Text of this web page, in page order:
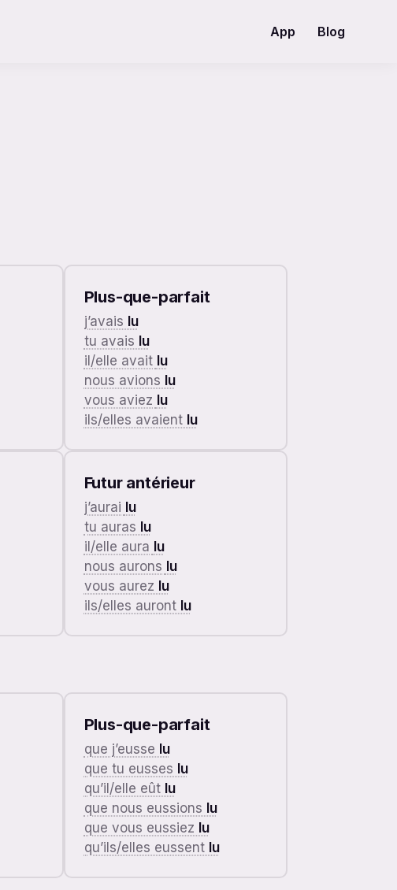
App Blog
Plus-que-parfait
j’avais lu
tu avais lu
il/elle avait lu
nous avions lu
vous aviez lu
ils/elles avaient lu
Futur antérieur
j’aurai lu
tu auras lu
il/elle aura lu
nous aurons lu
vous aurez lu
ils/elles auront lu
Plus-que-parfait
que j’eusse lu
que tu eusses lu
qu’il/elle eût lu
que nous eussions lu
que vous eussiez lu
qu’ils/elles eussent lu